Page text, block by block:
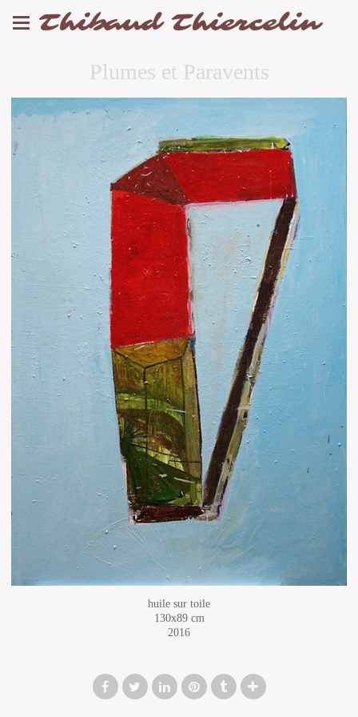
Thibaud Thiercelin
Plumes et Paravents
huile sur toile
130x89 cm
2016